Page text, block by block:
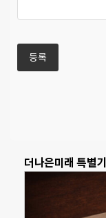
더나은미래 특별